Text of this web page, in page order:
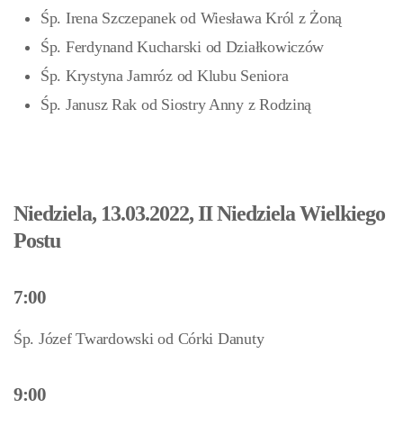
Śp. Irena Szczepanek od Wiesława Król z Żoną
Śp. Ferdynand Kucharski od Działkowiczów
Śp. Krystyna Jamróz od Klubu Seniora
Śp. Janusz Rak od Siostry Anny z Rodziną
Niedziela, 13.03.2022, II Niedziela Wielkiego
Postu
7:00
Śp. Józef Twardowski od Córki Danuty
9:00